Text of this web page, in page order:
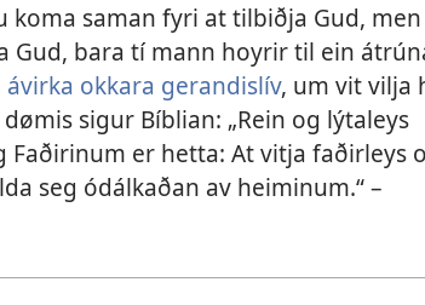
koma saman fyri at tilbiðja Gud,
Gud, bara tí mann hoyrir til ein
ávirka okkara gerandislív, um vit vilja
sigur Bíblian: „Rein og lýtaleys
Faðirinum er hetta: At vitja faðirleys
seg ódálkaðan av heiminum.“ –